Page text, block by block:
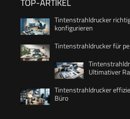
TOP-ARTIKEL
Tintenstrahldrucker
konfigurieren
Tintenstrahldrucker für
Ultimativer
Tintenstrahldrucker
Büro